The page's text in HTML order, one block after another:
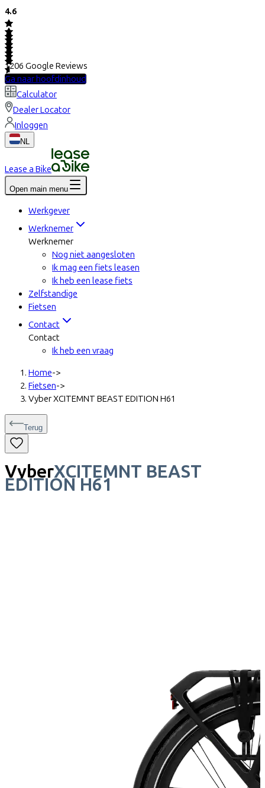
4.6
1206 Google Reviews
Ga naar hoofdinhoud
Calculator
Dealer Locator
Inloggen
NL
Lease a Bike
Open main menu
Werkgever
Werknemer
Werknemer
Nog niet aangesloten
Ik mag een fiets leasen
Ik heb een lease fiets
Zelfstandige
Fietsen
Contact
Contact
Ik heb een vraag
Home->
Fietsen->
Vyber XCITEMNT BEAST EDITION H61
Terug
VyberXCITEMNT BEAST
EDITION H61